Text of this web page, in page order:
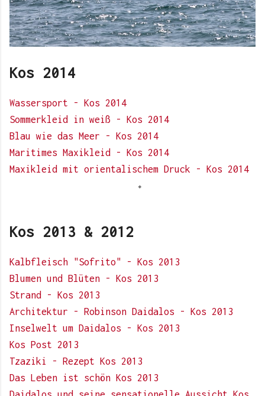
Kos 2014
Wassersport - Kos 2014
Sommerkleid in weiß - Kos 2014
Blau wie das Meer - Kos 2014
Maritimes Maxikleid - Kos 2014
Maxikleid mit orientalischem Druck - Kos 2014
Kos 2013 & 2012
Kalbfleisch "Sofrito" - Kos 2013
Blumen und Blüten - Kos 2013
Strand - Kos 2013
Architektur - Robinson Daidalos - Kos 2013
Inselwelt um Daidalos - Kos 2013
Kos Post 2013
Tzaziki - Rezept Kos 2013
Das Leben ist schön Kos 2013